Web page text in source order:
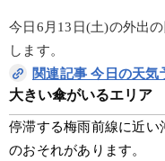
今日6月13日(土)の外出
します。
関連記事 今日の天気
大きい傘がいるエリア
停滞する梅雨前線に近
のおそれがあります。